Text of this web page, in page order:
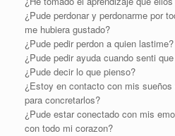
¿Pude perdonar y perdonarme por
me hubiera gustado?
¿Pude pedir perdon a quien lastime?
¿Pude pedir ayuda cuando senti
¿Pude decir lo que pienso?
¿Estoy en contacto con mis
para concretarlos?
¿Pude estar conectado con mis
con todo mi corazon?